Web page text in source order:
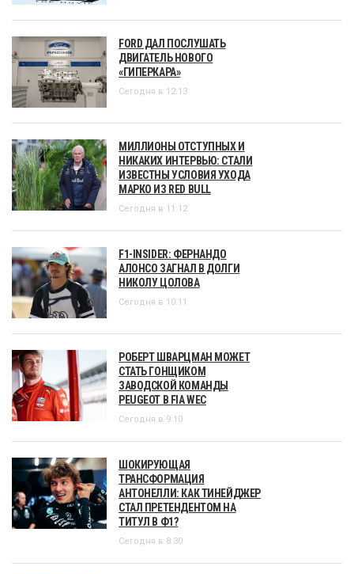
FORD ДАЛ ПОСЛУШАТЬ
ДВИГАТЕЛЬ НОВОГО
«ГИПЕРКАРА»
Сегодня в 12:13
МИЛЛИОНЫ ОТСТУПНЫХ И
НИКАКИХ ИНТЕРВЬЮ: СТАЛИ
ИЗВЕСТНЫ УСЛОВИЯ УХОДА
МАРКО ИЗ RED BULL
Сегодня в 11:12
F1-INSIDER: ФЕРНАНДО
АЛОНСО ЗАГНАЛ В ДОЛГИ
НИКОЛУ ЦОЛОВА
Сегодня в 10:11
РОБЕРТ ШВАРЦМАН МОЖЕТ
СТАТЬ ГОНЩИКОМ
ЗАВОДСКОЙ КОМАНДЫ
PEUGEOT В FIA WEC
Сегодня в 9:10
ШОКИРУЮЩАЯ
ТРАНСФОРМАЦИЯ
АНТОНЕЛЛИ: КАК ТИНЕЙДЖЕР
СТАЛ ПРЕТЕНДЕНТОМ НА
ТИТУЛ В Ф1?
Сегодня в 8:30